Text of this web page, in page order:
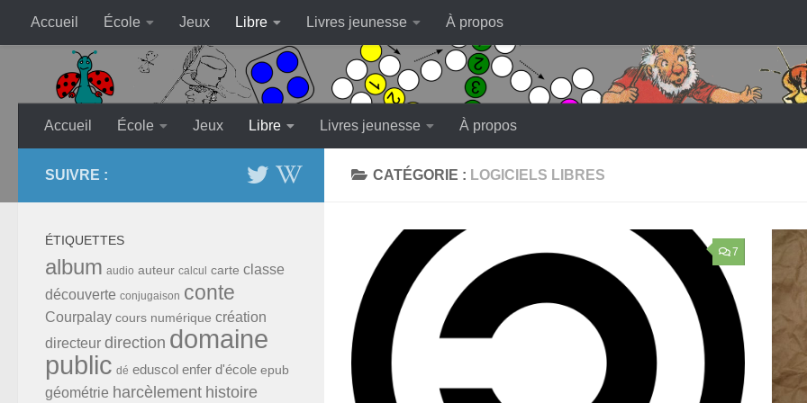
Skip to content
Accueil École Jeux Libre Livres jeunesse À propos
Accueil École Jeux Libre Livres jeunesse À propos
CATÉGORIE : LOGICIELS LIBRES
7
SUIVRE :
ÉTIQUETTES
album audio auteur calcul carte classe
découverte conjugaison conte
Courpalay cours numérique création
directeur direction domaine
public dé eduscol enfer d'école epub
géométrie harcèlement histoire